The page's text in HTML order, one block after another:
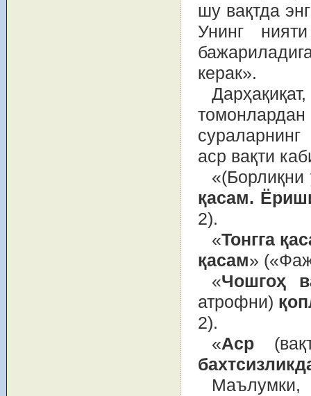
шу вақтда
Унинг
керак».
аср вақти
қасам.
2).
«Тонгга
қасам»
«Чошгоҳ
атрофни)
2).
«Аср